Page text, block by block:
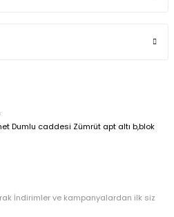
Dumlu caddesi Zümrüt apt altı b,blok
İndirimler ve kampanyalardan ilk siz